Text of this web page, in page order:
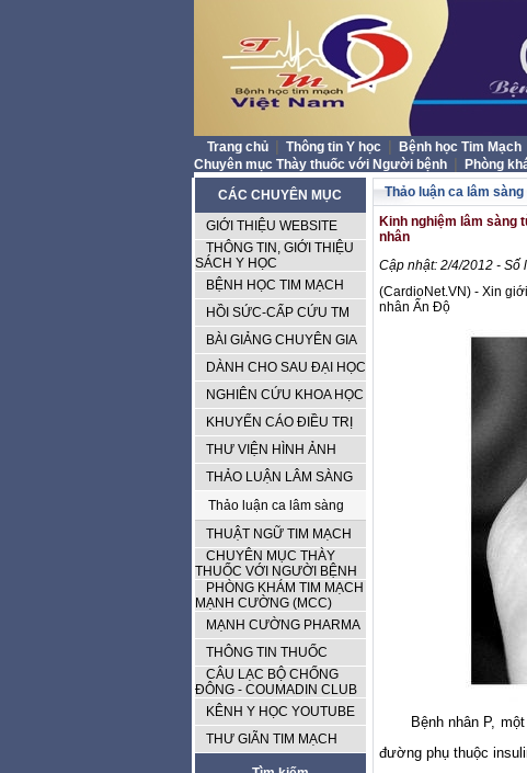
Trang chủ Thông tin Y học Bệnh học Tim Mạch
Chuyên mục Thày thuốc với Người bệnh Phòng
CÁC CHUYÊN MỤC
GIỚI THIỆU WEBSITE
THÔNG TIN, GIỚI THIỆU
SÁCH Y HỌC
BỆNH HỌC TIM MẠCH
HỒI SỨC-CẤP CỨU TM
BÀI GIẢNG CHUYÊN GIA
DÀNH CHO SAU ĐẠI HỌC
NGHIÊN CỨU KHOA HỌC
KHUYẾN CÁO ĐIỀU TRỊ
THƯ VIỆN HÌNH ẢNH
THẢO LUẬN LÂM SÀNG
Thảo luận ca lâm sàng
THUẬT NGỮ TIM MẠCH
CHUYÊN MỤC THÀY
THUỐC VỚI NGƯỜI BỆNH
PHÒNG KHÁM TIM MẠCH
MẠNH CƯỜNG (MCC)
MẠNH CƯỜNG PHARMA
THÔNG TIN THUỐC
CÂU LẠC BỘ CHỐNG
ĐÔNG - COUMADIN CLUB
KÊNH Y HỌC YOUTUBE
THƯ GIÃN TIM MẠCH
Thảo luận ca lâm sàng
Kinh nghiệm lâm sàng
nhân
Cập nhật: 2/4/2012 - Số
(CardioNet.VN) - Xin
nhân Ấn Độ
Bệnh nhân P,
đường phụ thuộc